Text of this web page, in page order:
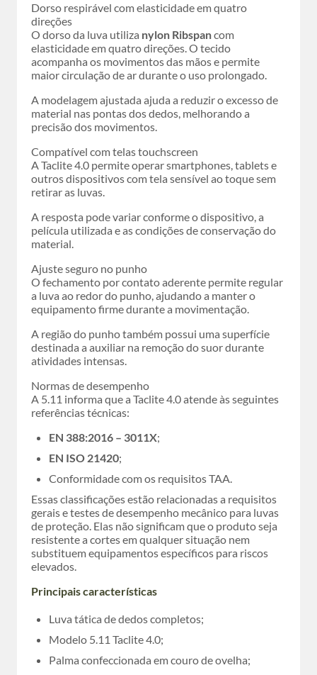
Dorso respirável com elasticidade em quatro
direções
O dorso da luva utiliza nylon Ribspancom
elasticidade em quatro direções. O tecido
acompanha os movimentos das mãos e permite
maior circulação de ar durante o uso prolongado.
A modelagem ajustada ajuda a reduzir o excesso de
material nas pontas dos dedos, melhorando a
precisão dos movimentos.
Compatível com telas touchscreen
A Taclite 4.0 permite operar smartphones, tablets e
outros dispositivos com tela sensível ao toque sem
retirar as luvas.
A resposta pode variar conforme o dispositivo, a
película utilizada e as condições de conservação do
material.
Ajuste seguro no punho
O fechamento por contato aderente permite regular
a luva ao redor do punho, ajudando a manter o
equipamento firme durante a movimentação.
A região do punho também possui uma superfície
destinada a auxiliar na remoção do suor durante
atividades intensas.
Normas de desempenho
A 5.11 informa que a Taclite 4.0 atende às seguintes
referências técnicas:
EN 388:2016 – 3011X;
EN ISO 21420;
Conformidade com os requisitos TAA.
Essas classificações estão relacionadas a requisitos
gerais e testes de desempenho mecânico para luvas
de proteção. Elas não significam que o produto seja
resistente a cortes em qualquer situação nem
substituem equipamentos específicos para riscos
elevados.
Principais características
Luva tática de dedos completos;
Modelo 5.11 Taclite 4.0;
Palma confeccionada em couro de ovelha;